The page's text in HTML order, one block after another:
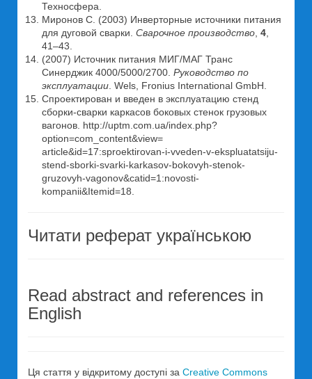
Техносфера.
Миронов С. (2003) Инверторные источники питания
для дуговой сварки. Сварочное производство, 4,
41–43.
(2007) Источник питания МИГ/МАГ Транс
Синерджик 4000/5000/2700. Руководство по
эксплуатации. Wels, Fronius International GmbH.
Спроектирован и введен в эксплуатацию стенд
сборки-сварки каркасов боковых стенок грузовых
вагонов. http://uptm.com.ua/index.php?
option=com_content&view=
article&id=17:sproektirovan-i-vveden-v-ekspluatatsiju-
stend-sborki-svarki-karkasov-bokovyh-stenok-
gruzovyh-vagonov&catid=1:novosti-
kompanii&Itemid=18.
Читати реферат українською
Read abstract and references in
English
Ця стаття у відкритому доступі за Creative Commons